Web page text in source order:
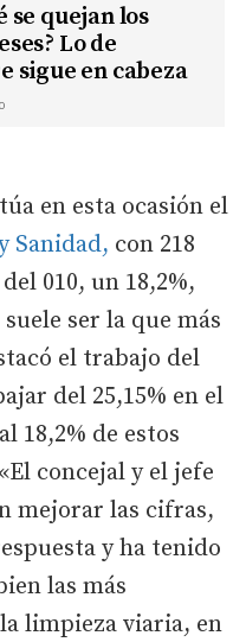
se quejan los
Lo de
sigue en cabeza
en esta ocasión el
Sanidad, con 218
010, un 18,2%,
ser la que más
el trabajo del
del 25,15% en el
18,2% de estos
concejal y el jefe
mejorar las cifras,
y ha tenido
las más
limpieza viaria, en